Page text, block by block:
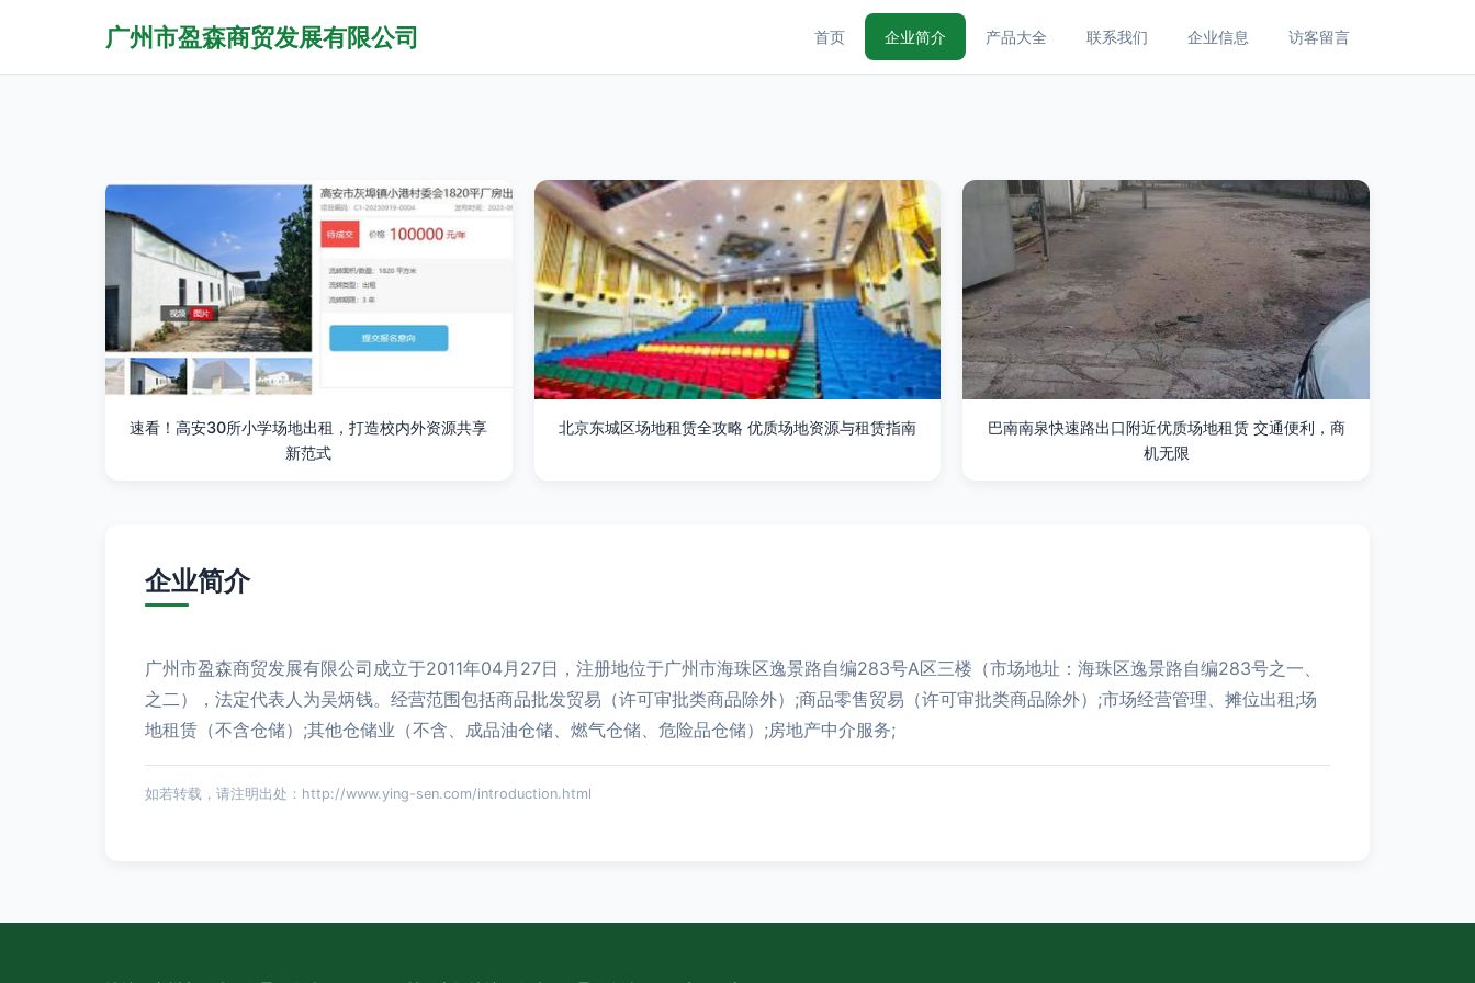
广州市盈森商贸发展有限公司 首页 企业简介 产品大全 联系我们 企业信息 访客留言
速看！高安30所小学场地出租，打造校内外资源共享
新范式
北京东城区场地租赁全攻略 优质场地资源与租赁指南
巴南南泉快速路出口附近优质场地租赁 交通便利，商
机无限
企业简介
广州市盈森商贸发展有限公司成立于2011年04月27日，注册地位于广州市海珠区逸景路自编283号A区三楼（市场地址：海珠区逸景路自编283号之一、
之二），法定代表人为吴炳钱。经营范围包括商品批发贸易（许可审批类商品除外）;商品零售贸易（许可审批类商品除外）;市场经营管理、摊位出租;场
地租赁（不含仓储）;其他仓储业（不含、成品油仓储、燃气仓储、危险品仓储）;房地产中介服务;
如若转载，请注明出处：http://www.ying-sen.com/introduction.html